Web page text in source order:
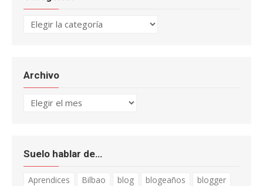
Categorías
Archivo
Archivo
Suelo hablar de…
Aprendices Bilbao blog blogeaños
blogger